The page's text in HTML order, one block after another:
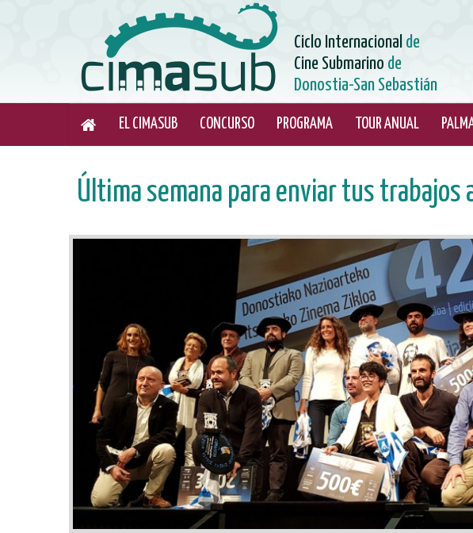
Ciclo Internacional de
Cine Submarino de
Donostia-San Sebastián
EL CIMASUB CONCURSO PROGRAMA TOUR ANUAL
Última semana para enviar tus trabajos